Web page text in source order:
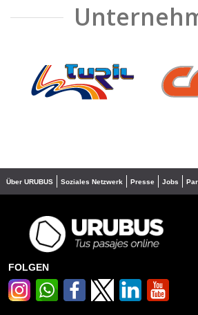
❮
Über URUBUS Soziales Netzwerk Presse Jobs
FOLGEN